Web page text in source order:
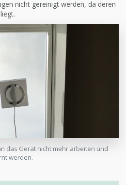
nicht gereinigt werden, da deren
das Gerät nicht mehr arbeiten und
werden.